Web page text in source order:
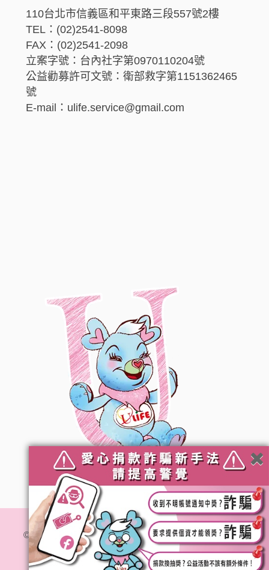
110台北市信義區和平東路三段557號2樓
TEL：(02)2541-8098
FAX：(02)2541-2098
立案字號：台內社字第0970110204號
公益勸募許可文號：衛部救字第1151362465
號
E-mail：ulife.service@gmail.com
© 社團法人台灣優質生命協會. All Rights Reserved.隱私
權政策
網站維運 :加利利創意傳媒